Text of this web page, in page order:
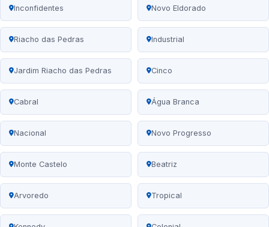
Inconfidentes Novo Eldorado
Riacho das Pedras Industrial
Jardim Riacho das Pedras Cinco
Cabral Água Branca
Nacional Novo Progresso
Monte Castelo Beatriz
Arvoredo Tropical